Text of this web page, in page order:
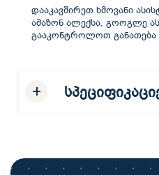
დააკავშირეთ ხმოვანი
ამაზონ ალექსა, გოოგლე
გააკონტროლოთ განათება